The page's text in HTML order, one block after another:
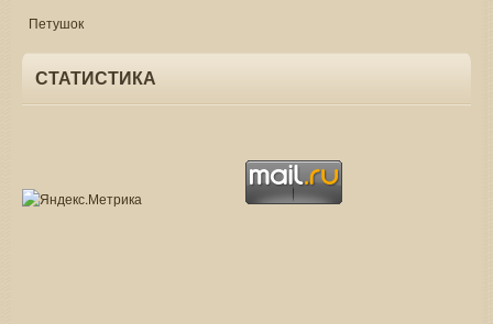
Петушок
СТАТИСТИКА